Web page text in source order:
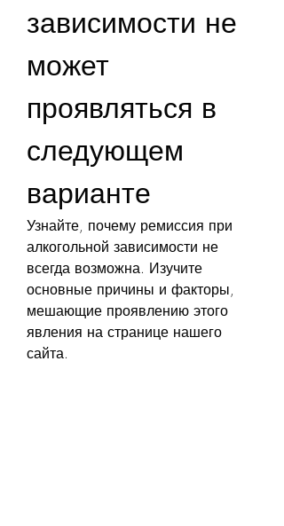
зависимости не
может
проявляться в
следующем
варианте
Узнайте, почему ремиссия при
алкогольной зависимости не
всегда возможна. Изучите
основные причины и факторы,
мешающие проявлению этого
явления на странице нашего
сайта.